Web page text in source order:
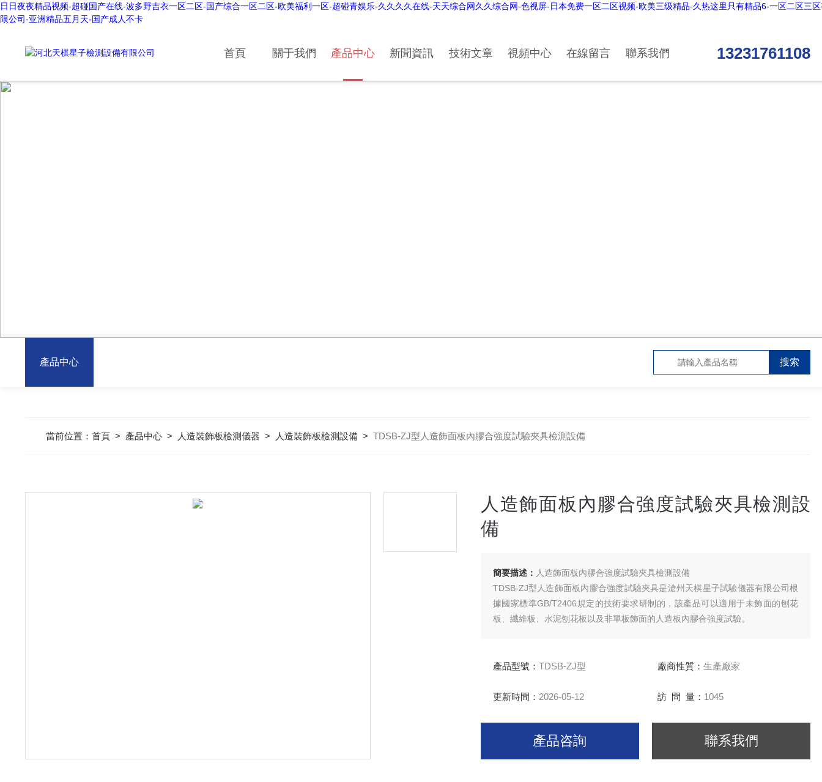
日日夜夜精品视频-超碰国产在线-波多野吉衣一区二区-国产综合一区二区-欧美福利一区-超碰青娱乐-久久久久在线-天天综合网久久综合网-色视屏-日本免费一区二区视频-欧美三级精品-久热这里只有精品6-一区二区三
限公司-亚洲精品五月天-国产成人不卡
首頁 關于我們 產品中心 新聞資訊 技術文章 視頻中心 在線留言 聯系我們 13231761108
產品中心
當前位置： 首頁> 產品中心> 人造裝飾板檢測儀器 > 人造裝飾板檢測設備> TDSB-ZJ型人造飾面板內膠合強度試驗夾具檢測設備
人造飾面板內膠合強度試驗夾具檢測設
備
簡要描述： 人造飾面板內膠合強度試驗夾具檢測設備
TDSB-ZJ型人造飾面板內膠合強度試驗夾具是滄州天棋星子試驗儀器有限公司根
據國家標準GB/T2406規定的技術要求研制的，該產品可以適用于未飾面的刨花
板、纖維板、水泥刨花板以及非單板飾面的人造板內膠合強度試驗。
產品型號： TDSB-ZJ型 廠商性質：生產廠家
更新時間： 2026-05-12 訪 問 量： 1045
產品咨詢 聯系我們